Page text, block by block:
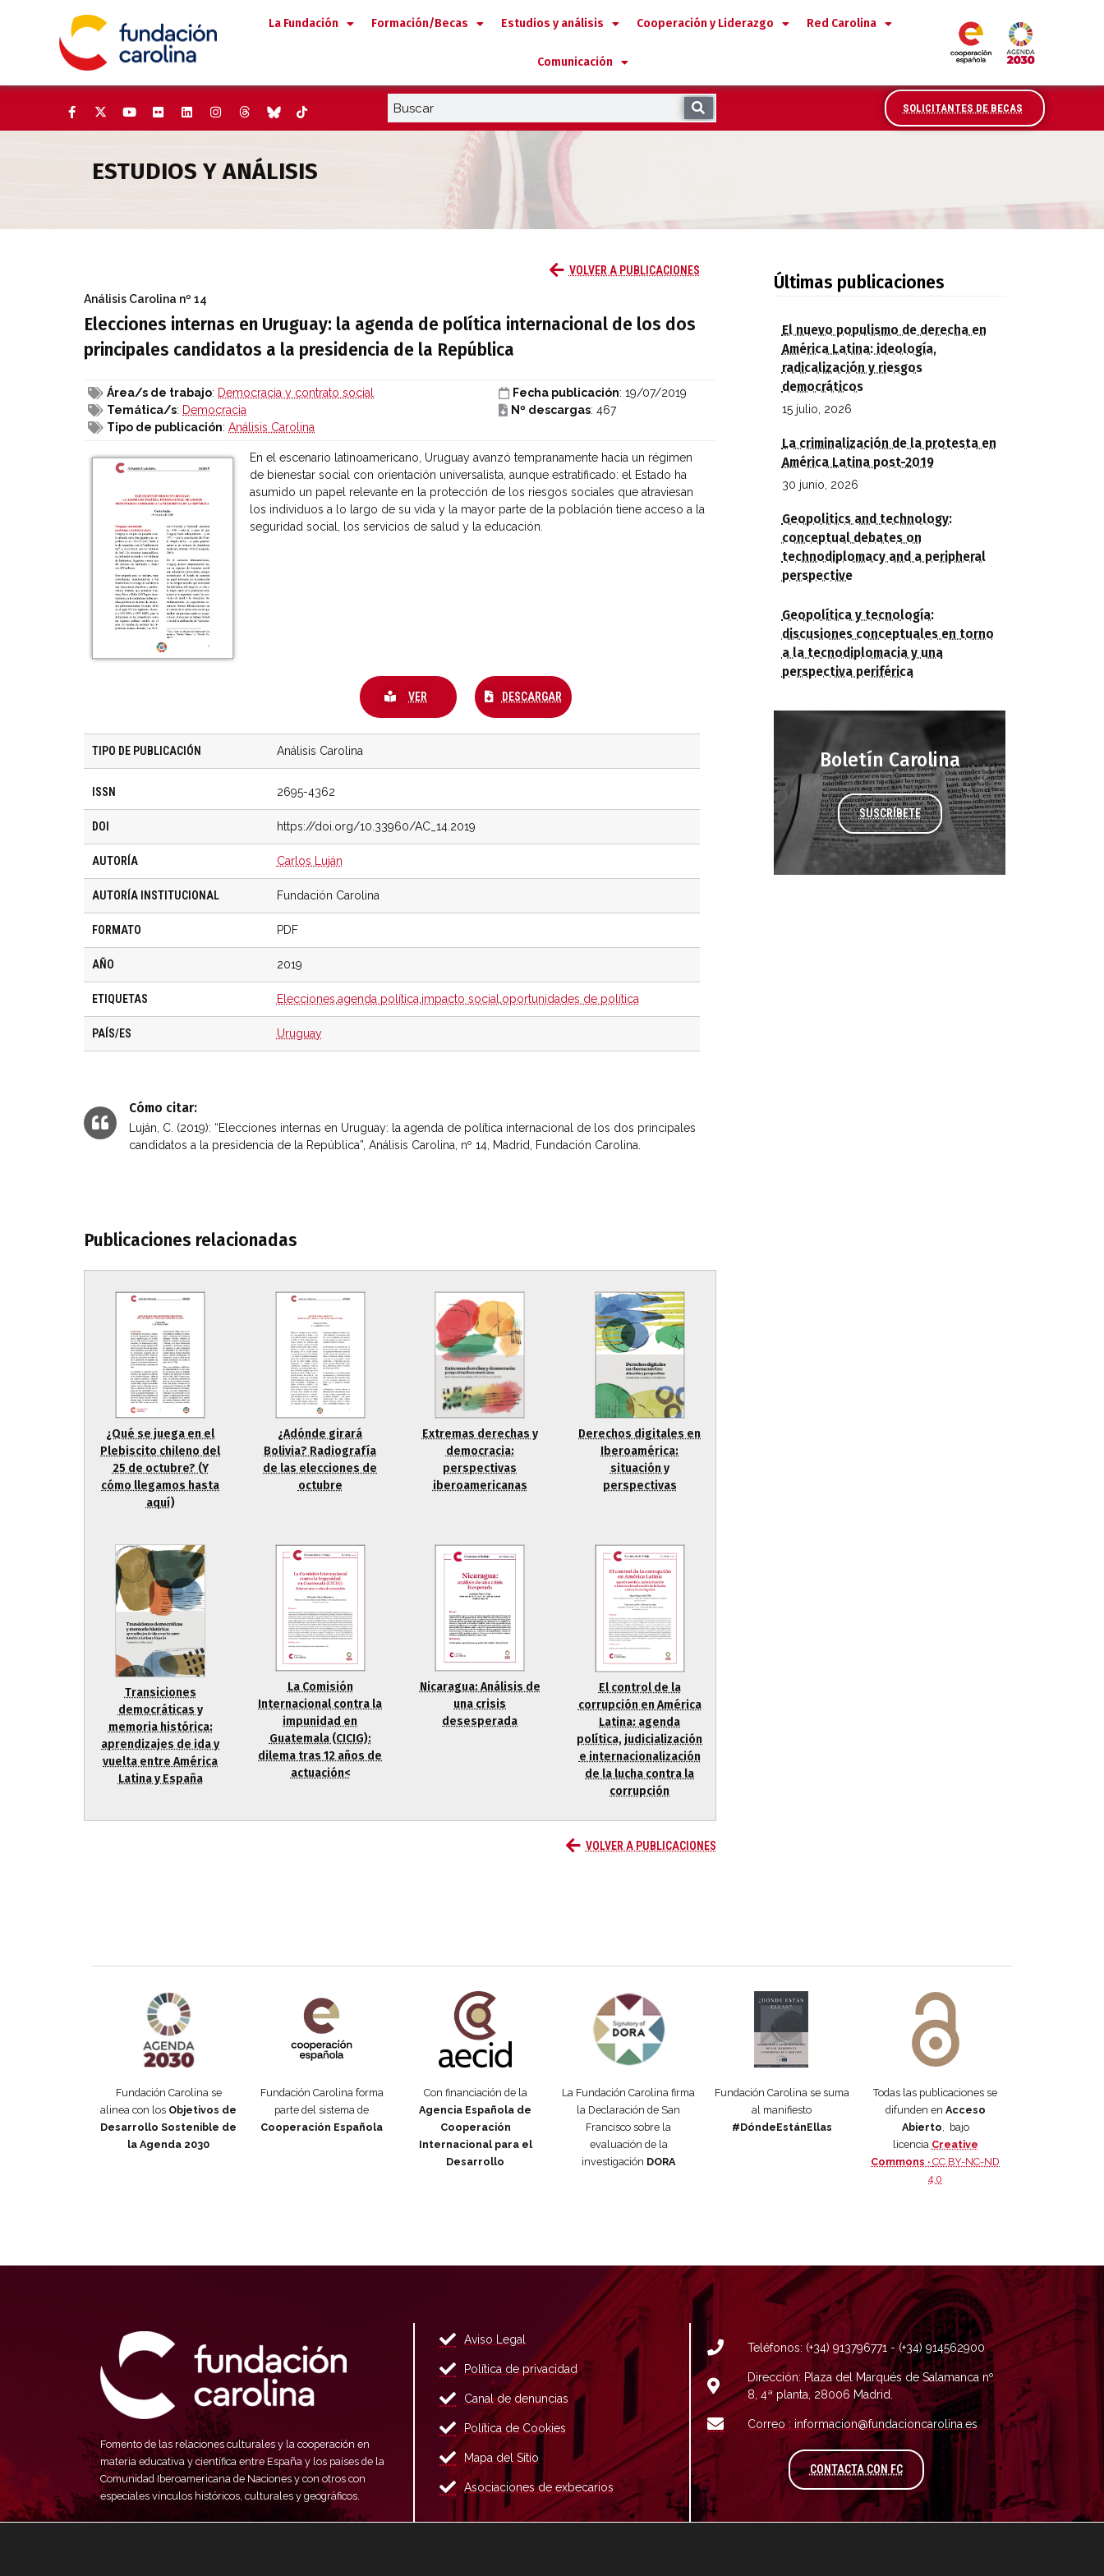
La Fundación Formación/Becas Estudios y análisis Cooperación y Liderazgo Red Carolina
Comunicación
SOLICITANTES DE BECAS
ESTUDIOS Y ANÁLISIS
Elecciones internas en Uruguay: la agenda de política internacional de los dos principales candidatos a la
VOLVER A PUBLICACIONES
Análisis Carolina nº 14
Elecciones internas en Uruguay: la agenda de política internacional de los dos
principales candidatos a la presidencia de la República
Área/s de trabajo: Democracia y contrato social
Temática/s: Democracia
Tipo de publicación: Análisis Carolina
Fecha publicación: 19/07/2019
Nº descargas: 467
En el escenario latinoamericano, Uruguay avanzó tempranamente hacia un régimen
de bienestar social con orientación universalista, aunque estratificado: el Estado ha
asumido un papel relevante en la protección de los riesgos sociales que atraviesan
los individuos a lo largo de su vida y la mayor parte de la población tiene acceso a la
seguridad social, los servicios de salud y la educación.
VER DESCARGAR
TIPO DE PUBLICACIÓN Análisis Carolina
ISSN 2695-4362
DOI https://doi.org/10.33960/AC_14.2019
AUTORÍA Carlos Luján
AUTORÍA INSTITUCIONAL Fundación Carolina
FORMATO PDF
AÑO 2019
ETIQUETAS Elecciones agenda política impacto social oportunidades de política
PAÍS/ES Uruguay
Cómo citar:
Luján, C. (2019): “Elecciones internas en Uruguay: la agenda de política internacional de los dos principales
candidatos a la presidencia de la República”, Análisis Carolina, nº 14, Madrid, Fundación Carolina.
Publicaciones relacionadas
¿Qué se juega en el
Plebiscito chileno del
25 de octubre? (Y
cómo llegamos hasta
aquí)
¿Adónde girará
Bolivia? Radiografía
de las elecciones de
octubre
Extremas derechas y
democracia:
perspectivas
iberoamericanas
Derechos digitales en
Iberoamérica:
situación y
perspectivas
Transiciones
democráticas y
memoria histórica:
aprendizajes de ida y
vuelta entre América
Latina y España
La Comisión
Internacional contra la
impunidad en
Guatemala (CICIG):
dilema tras 12 años de
actuación<
Nicaragua: Análisis de
una crisis
desesperada
El control de la
corrupción en América
Latina: agenda
política, judicialización
e internacionalización
de la lucha contra la
corrupción
VOLVER A PUBLICACIONES
Últimas publicaciones
El nuevo populismo de derecha en
América Latina: ideología,
radicalización y riesgos
democráticos
15 julio, 2026
La criminalización de la protesta en
América Latina post-2019
30 junio, 2026
Geopolitics and technology:
conceptual debates on
technodiplomacy and a peripheral
perspective
Geopolítica y tecnología:
discusiones conceptuales en torno
a la tecnodiplomacia y una
perspectiva periférica
Boletín Carolina
SUSCRÍBETE
Fundación Carolina se
alinea con los Objetivos de
Desarrollo Sostenible de
la Agenda 2030
Fundación Carolina forma
parte del sistema de
Cooperación Española
Con financiación de la
Agencia Española de
Cooperación
Internacional para el
Desarrollo
La Fundación Carolina firma
la Declaración de San
Francisco sobre la
evaluación de la
investigación DORA
Fundación Carolina se suma
al manifiesto
#DóndeEstánEllas
Todas las publicaciones se
difunden en Acceso
Abierto, bajo
licencia Creative
Commons ·CC BY-NC-ND
4.0
Fomento de las relaciones culturales y la cooperación en
materia educativa y científica entre España y los países de la
Comunidad Iberoamericana de Naciones y con otros con
especiales vínculos históricos, culturales y geográficos.
Aviso Legal
Política de privacidad
Canal de denuncias
Política de Cookies
Mapa del Sitio
Asociaciones de exbecarios
Teléfonos: (+34) 913796771 - (+34) 914562900
Dirección: Plaza del Marqués de Salamanca nº
8, 4ª planta, 28006 Madrid.
Correo : informacion@fundacioncarolina.es
CONTACTA CON FCA TRAVÉS DEL FORMULARIO DE